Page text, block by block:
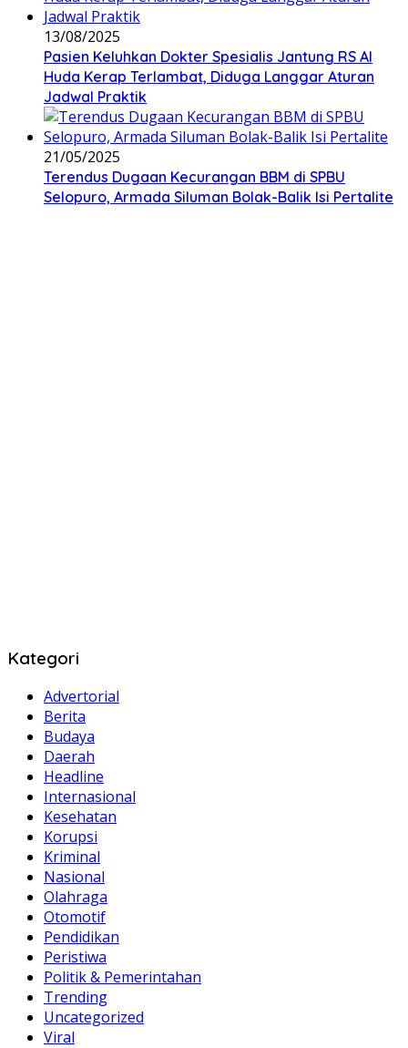
13/08/2025
Pasien Keluhkan Dokter Spesialis Jantung RS Al
Huda Kerap Terlambat, Diduga Langgar Aturan
Jadwal Praktik
21/05/2025
Terendus Dugaan Kecurangan BBM di SPBU
Selopuro, Armada Siluman Bolak-Balik Isi Pertalite
Kategori
Advertorial
Berita
Budaya
Daerah
Headline
Internasional
Kesehatan
Korupsi
Kriminal
Nasional
Olahraga
Otomotif
Pendidikan
Peristiwa
Politik & Pemerintahan
Trending
Uncategorized
Viral